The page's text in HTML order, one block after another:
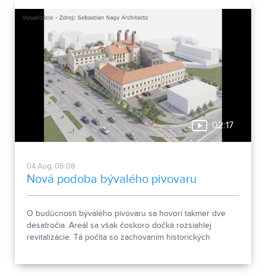
02:17
04.Aug, 06:08
Nová podoba bývalého pivovaru
O budúcnosti bývalého pivovaru sa hovorí takmer dve
desaťročia. Areál sa však čoskoro dočká rozsiahlej
revitalizácie. Tá počíta so zachovaním historických